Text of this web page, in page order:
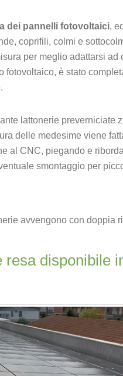
dei pannelli fotovoltaici,
coprifili, colmi e
per meglio adattarsi ad
fotovoltaico, è stato
lattonerie preverniciate
delle medesime viene
al CNC, piegando e
smontaggio per
avvengono con doppia
resa disponibile